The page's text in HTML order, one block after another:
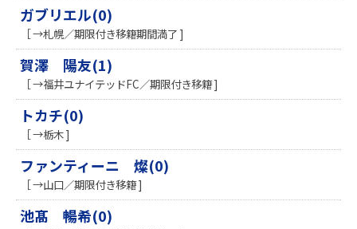
ガブリエル(0)
［ →札幌／期限付き移籍期間満了 ]
賀澤 陽友(1)
［ →福井ユナイテッドFC／期限付き移籍 ]
トカチ(0)
［ →栃木 ]
ファンティーニ 燦(0)
［ →山口／期限付き移籍 ]
池髙 暢希(0)